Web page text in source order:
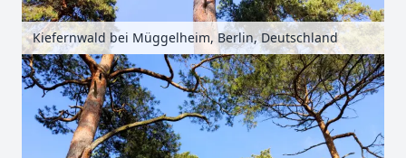
Kiefernwald bei Müggelheim, Berlin, Deutschland